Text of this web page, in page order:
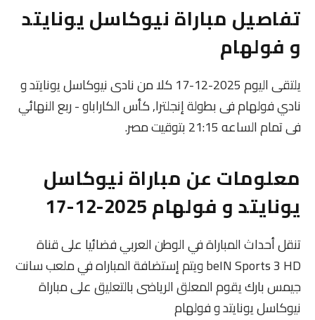
تفاصيل مباراة نيوكاسل يونايتد
و فولهام
يلتقى اليوم 2025-12-17 كلا من نادى نيوكاسل يونايتد و
نادي فولهام فى بطولة إنجلترا, كأس الكاراباو - ربع النهائي
فى تمام الساعه 21:15 بتوقيت مصر.
معلومات عن مباراة نيوكاسل
يونايتد و فولهام 2025-12-17
تنقل أحداث المباراة في الوطن العربي فضائيا على قناة
beIN Sports 3 HD ويتم إستضافة المباراه في ملعب سانت
جيمس بارك يقوم المعلق الرياضى بالتعليق على مباراة
نيوكاسل يونايتد و فولهام